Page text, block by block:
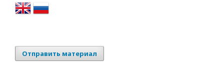
Отправить материал